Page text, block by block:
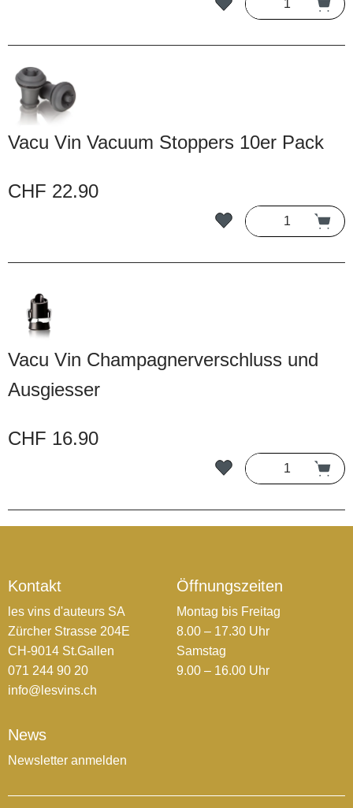
Vacu Vin Vacuum Stoppers 10er Pack
CHF 22.90
Vacu Vin Champagnerverschluss und
Ausgiesser
CHF 16.90
Kontakt
les vins d'auteurs SA
Zürcher Strasse 204E
CH-9014 St.Gallen
071 244 90 20
info@lesvins.ch
Öffnungszeiten
Montag bis Freitag
8.00 – 17.30 Uhr
Samstag
9.00 – 16.00 Uhr
News
Newsletter anmelden